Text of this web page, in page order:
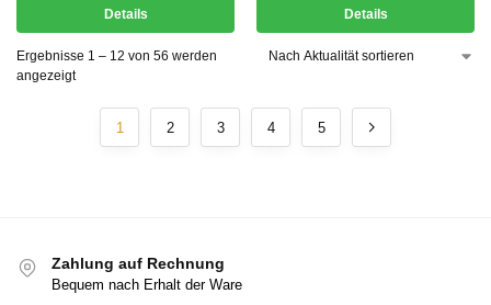
Details Details
Ergebnisse 1 – 12 von 56 werden
angezeigt
1 2 3 4 5
Zahlung auf Rechnung
Bequem nach Erhalt der Ware